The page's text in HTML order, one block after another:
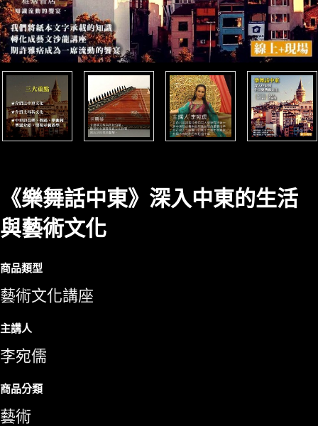
《樂舞話中東》深入中東的生活
與藝術文化
商品類型
藝術文化講座
主講人
李宛儒
商品分類
藝術